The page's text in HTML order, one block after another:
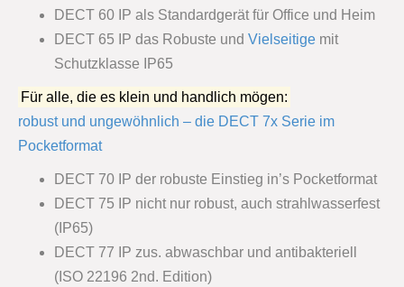
DECT 60 IP als Standardgerät für Office und Heim
DECT 65 IP das Robuste und Vielseitige mit
Schutzklasse IP65
Für alle, die es klein und handlich mögen:
robust und ungewöhnlich – die DECT 7x Serie im
Pocketformat
DECT 70 IP der robuste Einstieg in’s Pocketformat
DECT 75 IP nicht nur robust, auch strahlwasserfest
(IP65)
DECT 77 IP zus. abwaschbar und antibakteriell
(ISO 22196 2nd. Edition)